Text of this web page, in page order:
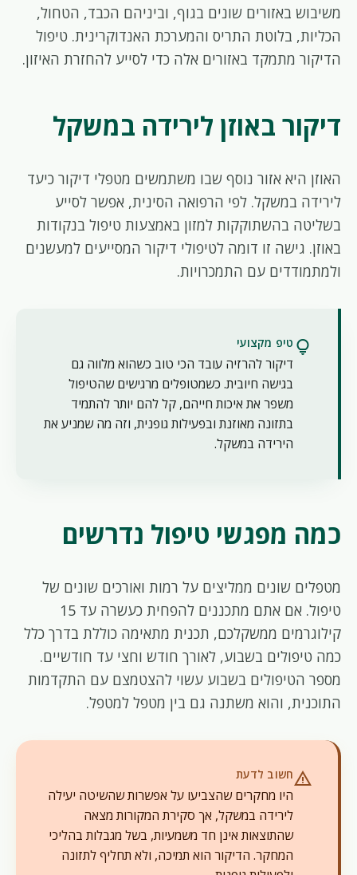
משיבוש באזורים שונים בגוף, וביניהם הכבד, הטחול,
הכליות, בלוטת התריס והמערכת האנדוקרינית. טיפול
הדיקור מתמקד באזורים אלה כדי לסייע להחזרת האיזון.
דיקור באוזן לירידה במשקל
האוזן היא אזור נוסף שבו משתמשים מטפלי דיקור כיעד
לירידה במשקל. לפי הרפואה הסינית, אפשר לסייע
בשליטה בהשתוקקות למזון באמצעות טיפול בנקודות
באוזן. גישה זו דומה לטיפולי דיקור המסייעים למעשנים
ולמתמודדים עם התמכרויות.
lightbulb טיפ מקצועי
דיקור להרזיה עובד הכי טוב כשהוא מלווה גם
בגישה חיובית. כשמטופלים מרגישים שהטיפול
משפר את איכות חייהם, קל להם יותר להתמיד
בתזונה מאוזנת ובפעילות גופנית, וזה מה שמניע את
הירידה במשקל.
כמה מפגשי טיפול נדרשים
מטפלים שונים ממליצים על רמות ואורכים שונים של
טיפול. אם אתם מתכננים להפחית כעשרה עד 15
קילוגרמים ממשקלכם, תכנית מתאימה כוללת בדרך כלל
כמה טיפולים בשבוע, לאורך חודש וחצי עד חודשיים.
מספר הטיפולים בשבוע עשוי להצטמצם עם התקדמות
התוכנית, והוא משתנה גם בין מטפל למטפל.
warningחשוב לדעת
היו מחקרים שהצביעו על אפשרות שהשיטה יעילה
לירידה במשקל, אך סקירת המקורות מצאה
שהתוצאות אינן חד משמעיות, בשל מגבלות בהליכי
המחקר. הדיקור הוא תמיכה, ולא תחליף לתזונה